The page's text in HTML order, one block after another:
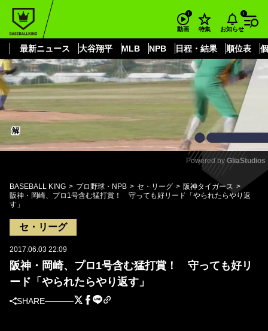
動画 特集 お知らせ
最新ニュース 大谷翔平 MLB NPB 日程・結果 順位表
もっと見る
Mute
Powered by GliaStudios
BASEBALL KING プロ野球・NPB セ・リーグ
阪神タイガース
阪神・岡崎、プロ1号含む猛打賞！ 守っても好リード「やられたらやり返
す」
セ・リーグ
2017.06.03 22:09
阪神・岡崎、プロ1号含む猛打賞！ 守っても好リ
ード「やられたらやり返す」
SHARE